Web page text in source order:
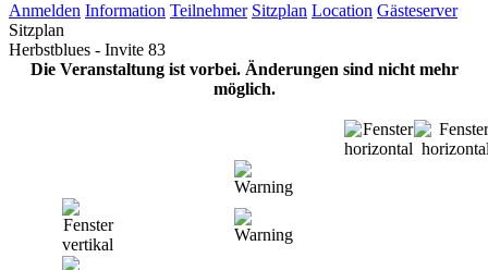
Anmelden Information Teilnehmer Sitzplan Location Gästeserver
Sitzplan
Herbstblues - Invite 83
Die Veranstaltung ist vorbei. Änderungen sind nicht mehr
möglich.